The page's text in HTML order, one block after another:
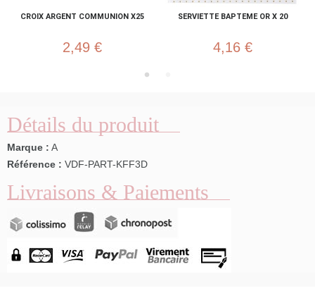
CROIX ARGENT COMMUNION X25
2,49 €
SERVIETTE BAPTEME OR X 20
4,16 €
Détails du produit
Marque : A
Référence : VDF-PART-KFF3D
Livraisons & Paiements